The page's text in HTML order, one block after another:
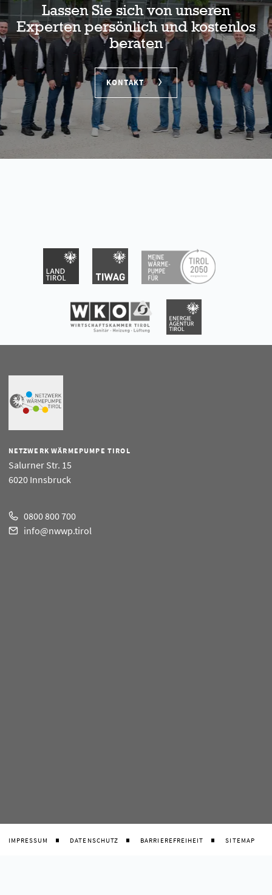
Lassen Sie sich von unseren
Experten persönlich und kostenlos
beraten
KONTAKT
NETZWERK WÄRMEPUMPE TIROL
Salurner Str. 15
6020 Innsbruck
0800 800 700
info@nwwp.tirol
IMPRESSUM DATENSCHUTZ BARRIEREFREIHEIT SITEMAP